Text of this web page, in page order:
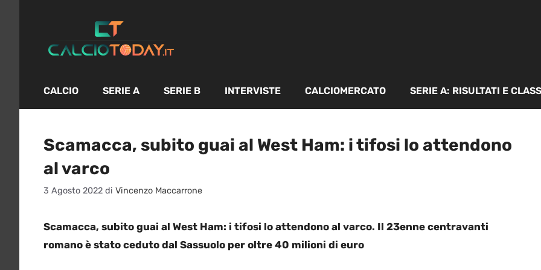
contenuto
CALCIO SERIE A SERIE B INTERVISTE CALCIOMERCATO SERIE A: RISULTATI E
Scamacca, subito guai al West Ham: i tifosi lo attendono
al varco
3 Agosto 2022 di Vincenzo Maccarrone
Scamacca, subito guai al West Ham: i tifosi lo attendono al varco. Il 23enne centravanti
romano è stato ceduto dal Sassuolo per oltre 40 milioni di euro